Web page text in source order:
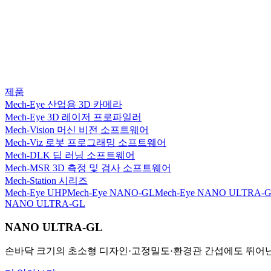
제품
Mech-Eye 산업용 3D 카메라
Mech-Eye 3D 레이저 프로파일러
Mech-Vision 머신 비전 소프트웨어
Mech-Viz 로봇 프로그래밍 소프트웨어
Mech-DLK 딥 러닝 소프트웨어
Mech-MSR 3D 측정 및 검사 소프트웨어
Mech-Station 시리즈
Mech-Eye UHPMech-Eye NANO-GLMech-Eye NANO ULTRA-
NANO ULTRA-GL
NANO ULTRA-GL
손바닥 크기의 초소형 디자인·고정밀도·환경관 간섭에도 뛰